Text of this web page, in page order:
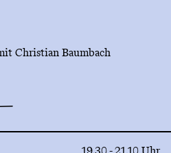
Christian Baumbach